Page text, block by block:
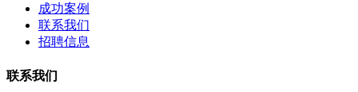
成功案例
联系我们
招聘信息
联系我们